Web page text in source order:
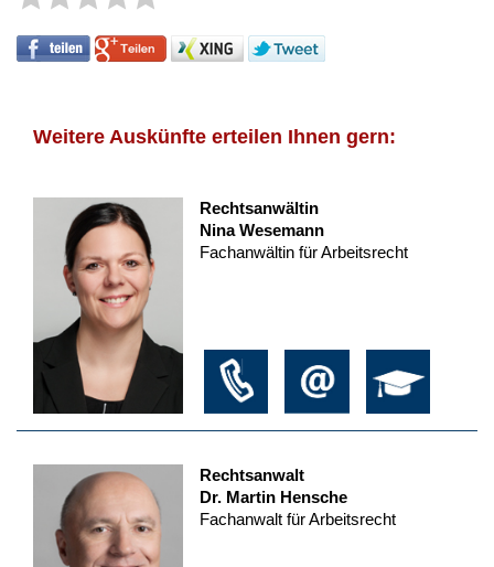
Weitere Auskünfte erteilen Ihnen gern:
Rechtsanwältin
Nina Wesemann
Fachanwältin für Arbeitsrecht
Rechtsanwalt
Dr. Martin Hensche
Fachanwalt für Arbeitsrecht